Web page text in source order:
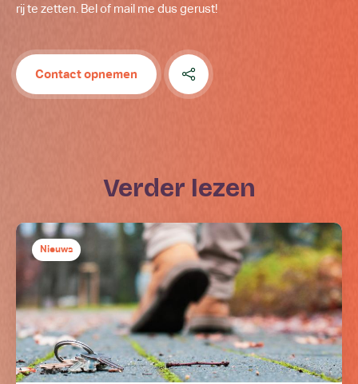
rij te zetten. Bel of mail me dus gerust!
Contact opnemen
verder lezen
Nieuws